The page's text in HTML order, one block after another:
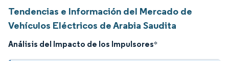
Tendencias e Información del Mercado de
Vehículos Eléctricos de Arabia Saudita
Análisis del Impacto de los Impulsores*